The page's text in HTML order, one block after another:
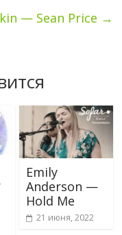
— Sean Price →
Emily
Anderson —
Hold Me
21 июня, 2022